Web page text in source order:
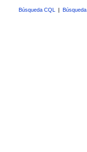
Búsqueda CQL